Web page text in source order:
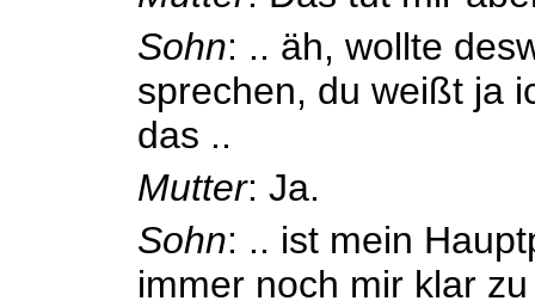
Sohn: .. äh, wollte
sprechen, du weißt ja
das ..
Mutter: Ja.
Sohn: .. ist mein
immer noch mir klar